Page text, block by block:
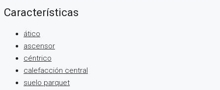
Características
ático
ascensor
céntrico
calefacción central
suelo parquet